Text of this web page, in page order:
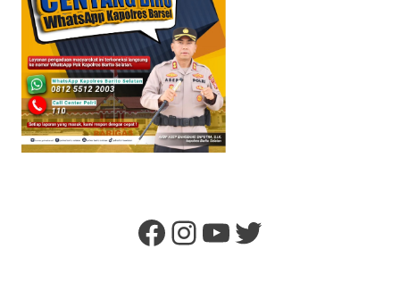
Facebook
Instagram
YouTube
Twitter